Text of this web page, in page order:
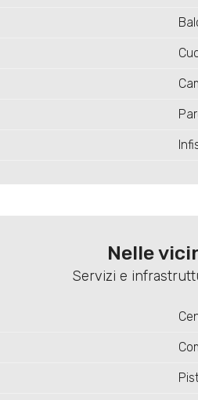
Nelle
Servizi e